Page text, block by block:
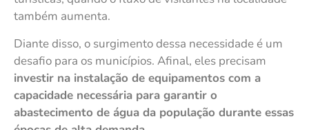
também aumenta.
Diante disso, o surgimento dessa necessidade é um
desafio para os municípios. Afinal, eles precisam
investir na instalação de equipamentos com a
capacidade necessária para garantir o
abastecimento de água da população durante essas